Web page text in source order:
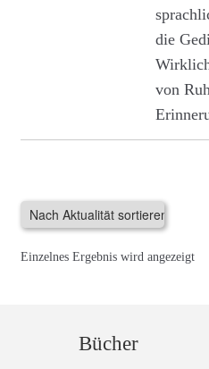
die
von
Einzelnes Ergebnis wird angezeigt
Bücher